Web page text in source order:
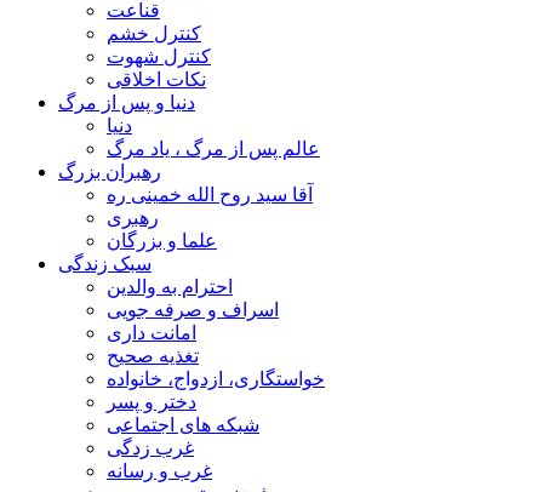
قناعت
کنترل خشم
کنترل شهوت
نکات اخلاقی
دنیا و پس از مرگ
دنیا
عالم پس از مرگ ، یاد مرگ
رهبران بزرگ
آقا سید روح الله خمینی ره
رهبری
علما و بزرگان
سبک زندگی
احترام به والدین
اسراف و صرفه جویی
امانت داری
تغذیه صحیح
خواستگاری، ازدواج، خانواده
دختر و پسر
شبکه های اجتماعی
غرب زدگی
غرب و رسانه